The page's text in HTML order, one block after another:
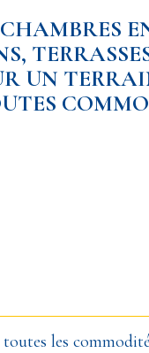
UN
les